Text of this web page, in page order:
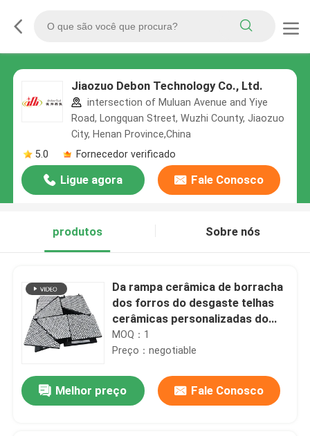
Jiaozuo Debon Technology Co., Ltd.
intersection of Muluan Avenue and Yiye
Road, Longquan Street, Wuzhi County, Jiaozuo
City, Henan Province,China
5.0
Fornecedor verificado
Ligue agora Fale Conosco
produtos Sobre nós
Da rampa cerâmica de borracha
dos forros do desgaste telhas
cerâmicas personalizadas do
desgaste
MOQ：1
Preço：negotiable
Melhor preço Fale Conosco